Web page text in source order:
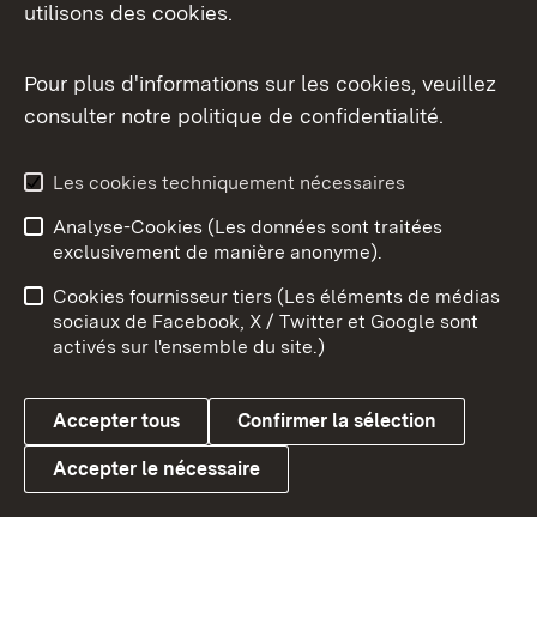
Aperçu des thèmes
Link zum Landesportal
Conseils d'utilisation
Confidentialité
Cookies
utilisons des cookies.
Pour plus d'informations sur les cookies, veuillez
consulter notre politique de confidentialité.
Les cookies techniquement nécessaires
Analyse-Cookies (Les données sont traitées
exclusivement de manière anonyme).
Cookies fournisseur tiers (Les éléments de médias
sociaux de Facebook, X / Twitter et Google sont
activés sur l'ensemble du site.)
Accepter tous Confirmer la sélection
Accepter le nécessaire